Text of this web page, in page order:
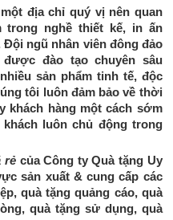
địa chỉ quý vị nên quan
trong nghề thiết kế, in ấn
Đội ngũ nhân viên đông đảo
đào tạo chuyên sâu
sản phẩm tinh tế, độc
tôi luôn đảm bảo về thời
khách hàng một cách sớm
luôn chủ động trong
rẻcủaCông ty Quà tặng Uy
sản xuất & cung cấp các
quà tặng quảng cáo, quà
quà tặng sử dụng, quà